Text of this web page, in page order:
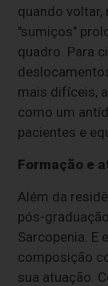
quando
"sumiços"
quadro. Para
mais difíceis,
como um
pacientes e
Formação e
Além da
pós-
Sarcopenia. E
composição
sua atuação.